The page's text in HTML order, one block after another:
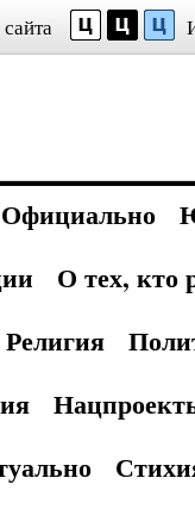
Официально
О тех, кто
Религия